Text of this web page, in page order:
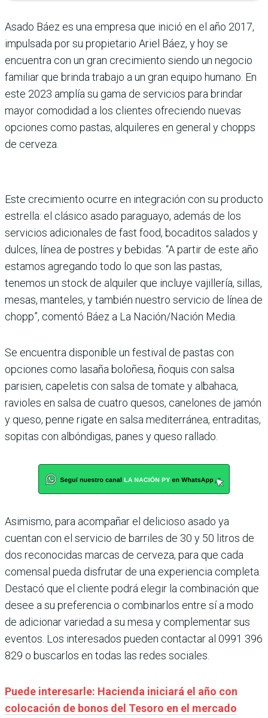
Asado Báez es una empresa que inició en el año 2017,
impulsada por su propietario Ariel Báez, y hoy se
encuentra con un gran crecimiento siendo un negocio
familiar que brinda trabajo a un gran equipo humano. En
este 2023 amplía su gama de servicios para brindar
mayor comodidad a los clientes ofreciendo nuevas
opciones como pastas, alquileres en general y chopps
de cerveza.
Este crecimiento ocurre en integración con su producto
estrella: el clásico asado paraguayo, además de los
servicios adicionales de fast food, bocaditos salados y
dulces, línea de postres y bebidas. “A partir de este año
estamos agregando todo lo que son las pastas,
tenemos un stock de alquiler que incluye vajillería, sillas,
mesas, manteles, y también nuestro servicio de línea de
chopp”, comentó Báez a La Nación/Nación Media.
Se encuentra disponible un festival de pastas con
opciones como lasaña boloñesa, ñoquis con salsa
parisien, capeletis con salsa de tomate y albahaca,
ravioles en salsa de cuatro quesos, canelones de jamón
y queso, penne rigate en salsa mediterránea, entraditas,
sopitas con albóndigas, panes y queso rallado.
Asimismo, para acompañar el delicioso asado ya
cuentan con el servicio de barriles de 30 y 50 litros de
dos reconocidas marcas de cerveza, para que cada
comensal pueda disfrutar de una experiencia completa.
Destacó que el cliente podrá elegir la combinación que
desee a su preferencia o combinarlos entre sí a modo
de adicionar variedad a su mesa y complementar sus
eventos. Los interesados pueden contactar al 0991 396
829 o buscarlos en todas las redes sociales.
Puede interesarle: Hacienda iniciará el año con
colocación de bonos del Tesoro en el mercado